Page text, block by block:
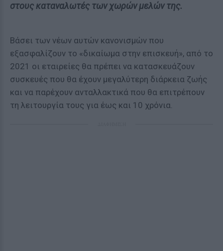
στους καταναλωτές των χωρών μελών της.
Βάσει των νέων αυτών κανονισμών που
εξασφαλίζουν το «δικαίωμα στην επισκευή», από το
2021 οι εταιρείες θα πρέπει να κατασκευάζουν
συσκευές που θα έχουν μεγαλύτερη διάρκεια ζωής
και να παρέχουν ανταλλακτικά που θα επιτρέπουν
τη λειτουργία τους για έως και 10 χρόνια.